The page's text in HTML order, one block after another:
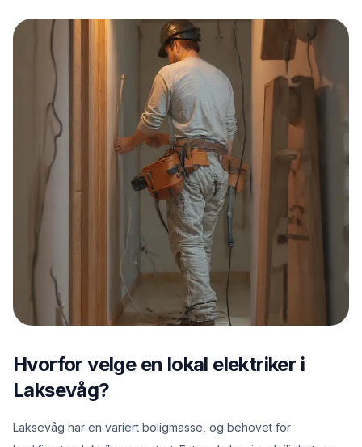
Hvorfor velge en lokal elektriker i
Laksevåg?
Laksevåg har en variert boligmasse, og behovet for